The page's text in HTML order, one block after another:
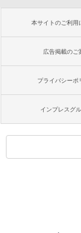
本サイトのご利用
広告掲載のご
プライバシーポ
インプレスグ